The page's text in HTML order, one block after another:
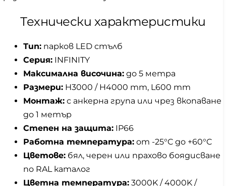
Технически характеристики
Тип: парков LED стълб
Серия: INFINITY
Максимална височина: до 5 метра
Размери: H3000 / H4000 mm, L600 mm
Монтаж: с анкерна група или чрез вкопаване
до 1 метър
Степен на защита: IP66
Работна температура: от -25°C до +60°C
Цветове: бял, черен или прахово боядисване
по RAL каталог
Цветна температура: 3000K / 4000K /